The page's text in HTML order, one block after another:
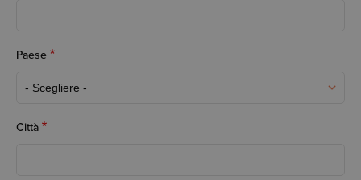
Paese
Città